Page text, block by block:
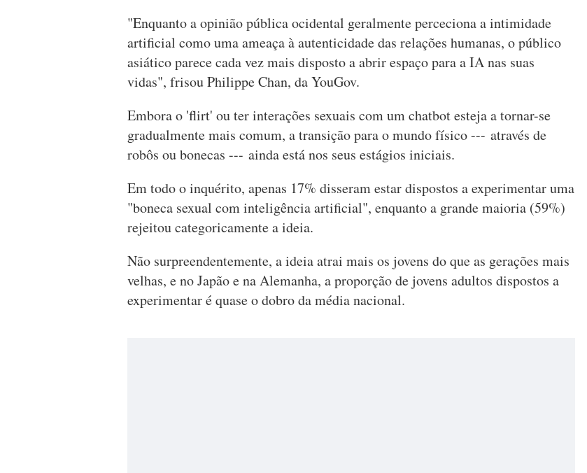
"Enquanto a opinião pública ocidental geralmente perceciona a intimidade
artificial como uma ameaça à autenticidade das relações humanas, o público
asiático parece cada vez mais disposto a abrir espaço para a IA nas suas
vidas", frisou Philippe Chan, da YouGov.
Embora o 'flirt' ou ter interações sexuais com um chatbot esteja a tornar-se
gradualmente mais comum, a transição para o mundo físico --- através de
robôs ou bonecas --- ainda está nos seus estágios iniciais.
Em todo o inquérito, apenas 17% disseram estar dispostos a experimentar uma
"boneca sexual com inteligência artificial", enquanto a grande maioria (59%)
rejeitou categoricamente a ideia.
Não surpreendentemente, a ideia atrai mais os jovens do que as gerações mais
velhas, e no Japão e na Alemanha, a proporção de jovens adultos dispostos a
experimentar é quase o dobro da média nacional.